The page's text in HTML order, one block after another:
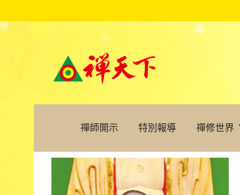
禪師開示 特別報導 禪修世界